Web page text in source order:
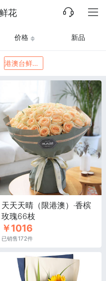
花
价格 新品
港澳台鲜花
天天天晴（限港澳）·香槟
玫瑰66枝
￥1016
已销售172件